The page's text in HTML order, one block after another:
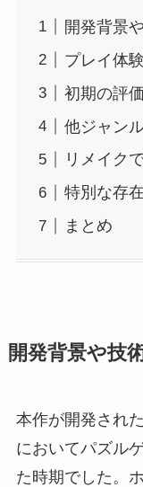
開発背景
プレイ体験
初期の評
他ジャン
リメイク
特別な存
まとめ
開発背景や技
本作が開発され
においてパズル
た時期でした。